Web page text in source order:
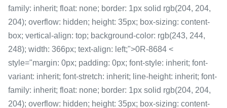
family: inherit; float: none; border: 1px solid rgb(204, 204,
204); overflow: hidden; height: 35px; box-sizing: content-
box; vertical-align: top; background-color: rgb(243, 244,
248); width: 366px; text-align: left;">0R-8684 <
style="margin: 0px; padding: 0px; font-style: inherit; font-
variant: inherit; font-stretch: inherit; line-height: inherit; font-
family: inherit; float: none; border: 1px solid rgb(204, 204,
204); overflow: hidden; height: 35px; box-sizing: content-